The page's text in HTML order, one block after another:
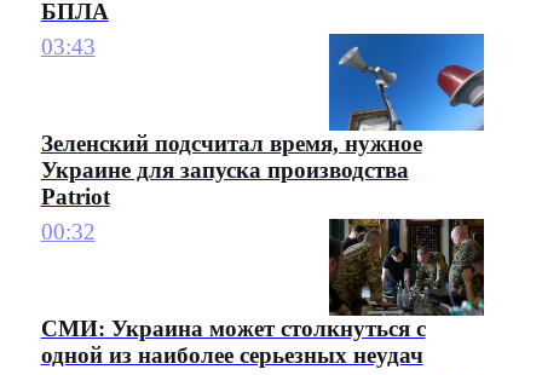
БПЛА
03:43
Зеленский подсчитал время, нужное
Украине для запуска производства
Patriot
00:32
СМИ: Украина может столкнуться с
одной из наиболее серьезных неудач